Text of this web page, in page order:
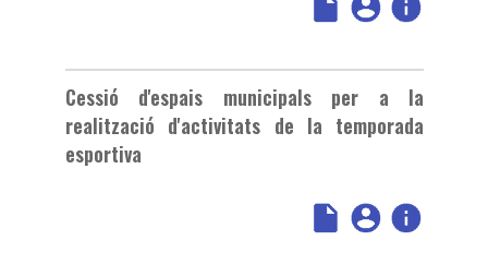
Cessió d'espais municipals per a la
realització d'activitats de la temporada
esportiva